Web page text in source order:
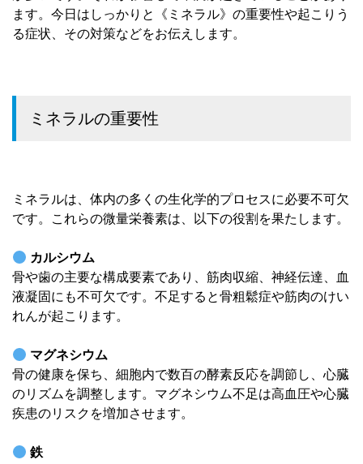
ます。今日はしっかりと《ミネラル》の重要性や起こりう
る症状、その対策などをお伝えします。
ミネラルの重要性
ミネラルは、体内の多くの生化学的プロセスに必要不可欠
です。これらの微量栄養素は、以下の役割を果たします。
カルシウム
骨や歯の主要な構成要素であり、筋肉収縮、神経伝達、血
液凝固にも不可欠です。不足すると骨粗鬆症や筋肉のけい
れんが起こります。
マグネシウム
骨の健康を保ち、細胞内で数百の酵素反応を調節し、心臓
のリズムを調整します。マグネシウム不足は高血圧や心臓
疾患のリスクを増加させます。
鉄